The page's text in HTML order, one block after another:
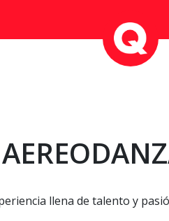
llena de talento y